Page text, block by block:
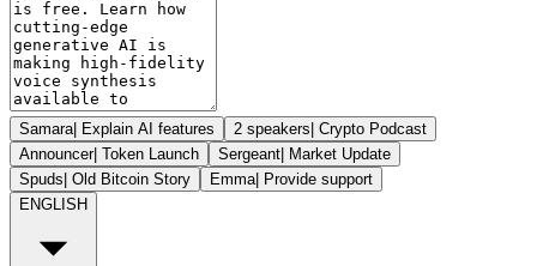
Samara| Explain AI features 2 speakers| Crypto Podcast
Announcer| Token Launch Sergeant| Market Update
Spuds| Old Bitcoin Story Emma| Provide support
ENGLISH